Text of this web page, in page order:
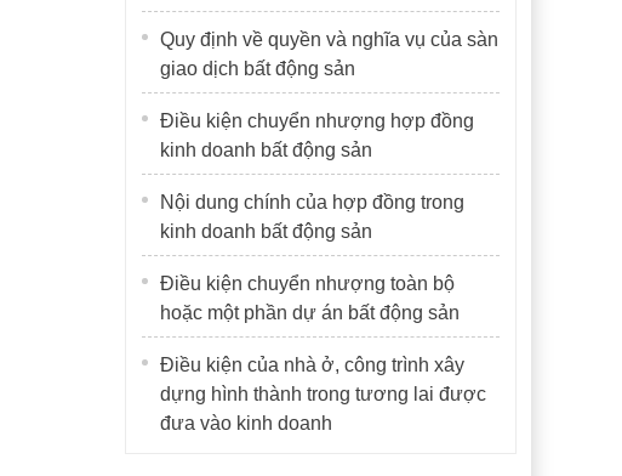
Quy định về quyền và nghĩa vụ của sàn
giao dịch bất động sản
Điều kiện chuyển nhượng hợp đồng
kinh doanh bất động sản
Nội dung chính của hợp đồng trong
kinh doanh bất động sản
Điều kiện chuyển nhượng toàn bộ
hoặc một phần dự án bất động sản
Điều kiện của nhà ở, công trình xây
dựng hình thành trong tương lai được
đưa vào kinh doanh